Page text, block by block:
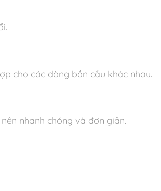
cho các dòng bồn cầu khác nhau.
nhanh chóng và đơn giản.